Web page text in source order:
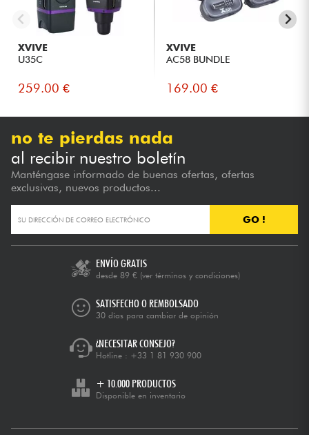
XVIVE
U35C
259.00 €
XVIVE
AC58 BUNDLE
169.00 €
no te pierdas nada
al recibir nuestro boletín
Manténgase informado de buenas ofertas, ofertas
exclusivas, nuevos productos...
GO !
ENVÍO GRATIS
desde 89 € (ver términos y condiciones)
SATISFECHO O REMBOLSADO
30 días para cambiar de opinión
¿NECESITAR CONSEJO?
Hotline : +33 1 81 930 900
+ 10.000 PRODUCTOS
Disponible en inventario